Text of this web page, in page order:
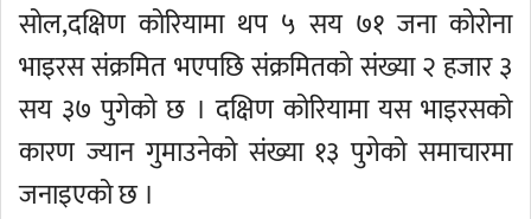
सोल,दक्षिण कोरियामा थप ५ सय ७१ जना कोरोना
भाइरस संक्रमित भएपछि संक्रमितको संख्या २ हजार ३
सय ३७ पुगेको छ । दक्षिण कोरियामा यस भाइरसको
कारण ज्यान गुमाउनेको संख्या १३ पुगेको समाचारमा
जनाइएको छ ।